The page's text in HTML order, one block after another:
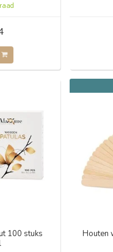
100 stuks
Houten